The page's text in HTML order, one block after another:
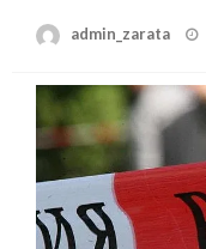
admin_zarata